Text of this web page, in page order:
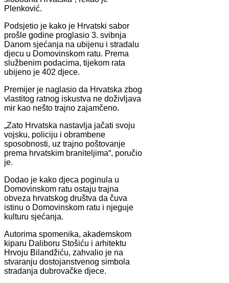
Plenković.
Podsjetio je kako je Hrvatski sabor
prošle godine proglasio 3. svibnja
Danom sjećanja na ubijenu i stradalu
djecu u Domovinskom ratu. Prema
službenim podacima, tijekom rata
ubijeno je 402 djece.
Premijer je naglasio da Hrvatska zbog
vlastitog ratnog iskustva ne doživljava
mir kao nešto trajno zajamčeno.
„Zato Hrvatska nastavlja jačati svoju
vojsku, policiju i obrambene
sposobnosti, uz trajno poštovanje
prema hrvatskim braniteljima“, poručio
je.
Dodao je kako djeca poginula u
Domovinskom ratu ostaju trajna
obveza hrvatskog društva da čuva
istinu o Domovinskom ratu i njeguje
kulturu sjećanja.
Autorima spomenika, akademskom
kiparu Daliboru Stošiću i arhitektu
Hrvoju Bilandžiću, zahvalio je na
stvaranju dostojanstvenog simbola
stradanja dubrovačke djece.